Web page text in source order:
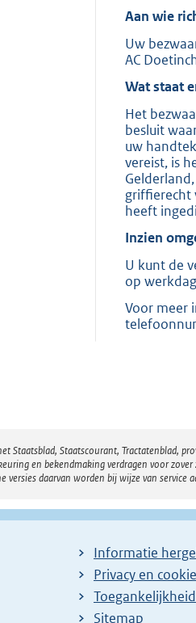
Aan wie
Uw
AC
Wat staat
Het
besluit
uw
vereist, is
griffierecht
heeft
Inzien
U kunt de
op
Voor meer
Staatsblad, Staatscourant, Tractatenblad,
en bekendmaking verdragen voor
versies daarvan worden bij wijze van service
Informatie
Privacy en
Toegankelijkheid
Sitemap